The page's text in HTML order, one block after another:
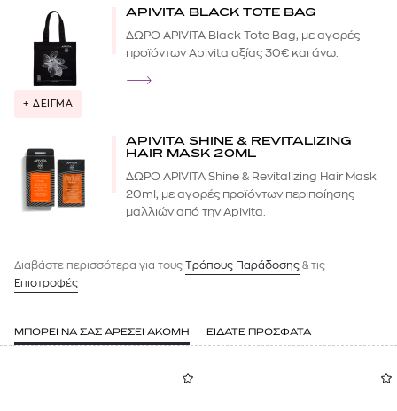
APIVITA BLACK TOTE BAG
ΔΩΡΟ APIVITA Black Tote Bag, με αγορές
προϊόντων Apivita αξίας 30€ και άνω.
+ ΔΕΙΓΜΑ
APIVITA SHINE & REVITALIZING
HAIR MASK 20ML
ΔΩΡΟ APIVITA Shine & Revitalizing Hair Mask
20ml, με αγορές προϊόντων περιποίησης
μαλλιών από την Apivita.
Διαβάστε περισσότερα για τους Tρόπους Παράδοσης & τις
Επιστροφές
ΜΠΟΡΕΙ ΝΑ ΣΑΣ ΑΡΕΣΕΙ ΑΚΟΜΗ ΕΙΔΑΤΕ ΠΡΟΣΦΑΤΑ